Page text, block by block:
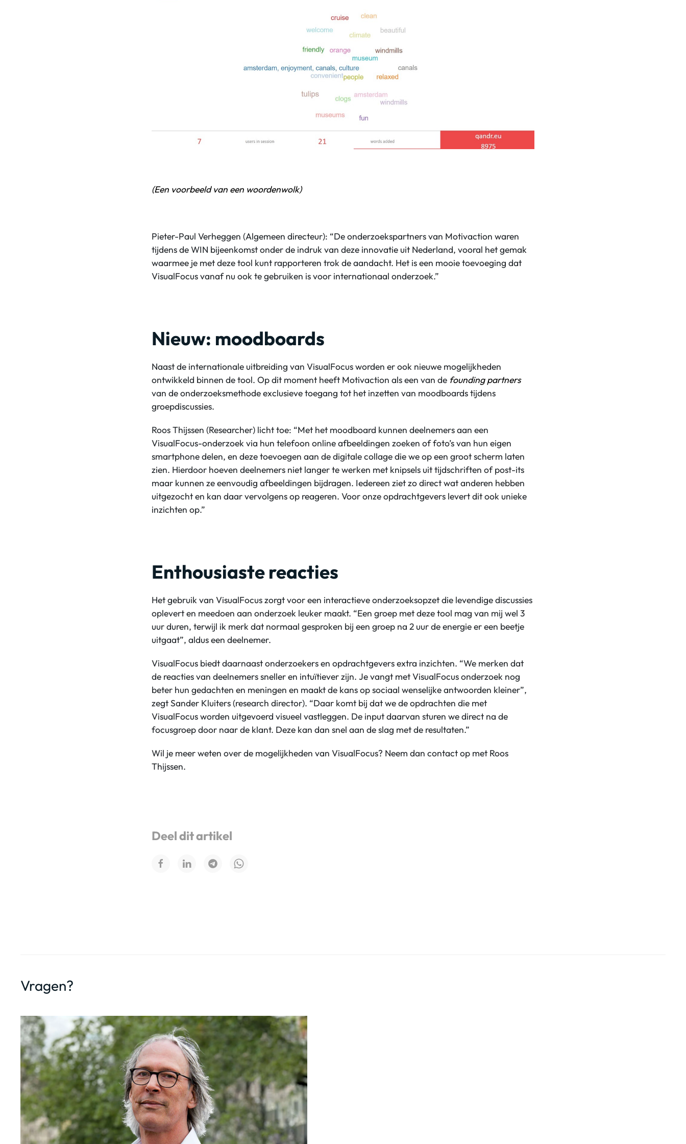
(Een voorbeeld van een woordenwolk)
Pieter-Paul Verheggen (Algemeen directeur): “De onderzoekspartners van Motivaction waren
tijdens de WIN bijeenkomst onder de indruk van deze innovatie uit Nederland, vooral het gemak
waarmee je met deze tool kunt rapporteren trok de aandacht. Het is een mooie toevoeging dat
VisualFocus vanaf nu ook te gebruiken is voor internationaal onderzoek.”
Nieuw: moodboards
Naast de internationale uitbreiding van VisualFocus worden er ook nieuwe mogelijkheden
ontwikkeld binnen de tool. Op dit moment heeft Motivaction als een van de founding partners
van de onderzoeksmethode exclusieve toegang tot het inzetten van moodboards tijdens
groepdiscussies.
Roos Thijssen (Researcher) licht toe: “Met het moodboard kunnen deelnemers aan een
VisualFocus-onderzoek via hun telefoon online afbeeldingen zoeken of foto’s van hun eigen
smartphone delen, en deze toevoegen aan de digitale collage die we op een groot scherm laten
zien. Hierdoor hoeven deelnemers niet langer te werken met knipsels uit tijdschriften of post-its
maar kunnen ze eenvoudig afbeeldingen bijdragen. Iedereen ziet zo direct wat anderen hebben
uitgezocht en kan daar vervolgens op reageren. Voor onze opdrachtgevers levert dit ook unieke
inzichten op.”
Enthousiaste reacties
Het gebruik van VisualFocus zorgt voor een interactieve onderzoeksopzet die levendige discussies
oplevert en meedoen aan onderzoek leuker maakt. “Een groep met deze tool mag van mij wel 3
uur duren, terwijl ik merk dat normaal gesproken bij een groep na 2 uur de energie er een beetje
uitgaat”, aldus een deelnemer.
VisualFocus biedt daarnaast onderzoekers en opdrachtgevers extra inzichten. “We merken dat
de reacties van deelnemers sneller en intuïtiever zijn. Je vangt met VisualFocus onderzoek nog
beter hun gedachten en meningen en maakt de kans op sociaal wenselijke antwoorden kleiner”,
zegt Sander Kluiters (research director). “Daar komt bij dat we de opdrachten die met
VisualFocus worden uitgevoerd visueel vastleggen. De input daarvan sturen we direct na de
focusgroep door naar de klant. Deze kan dan snel aan de slag met de resultaten.”
Wil je meer weten over de mogelijkheden van VisualFocus? Neem dan contact op met Roos
Thijssen.
Deel dit artikel
Vragen?